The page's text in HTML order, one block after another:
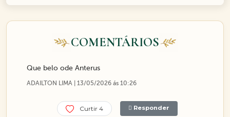
COMENTÁRIOS
Que belo ode Anterus
ADAILTON LIMA | 13/05/2026 ás 10:26
Curtir 4 Responder